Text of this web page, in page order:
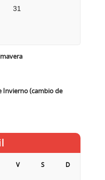
31
Invierno (cambio de
V S D